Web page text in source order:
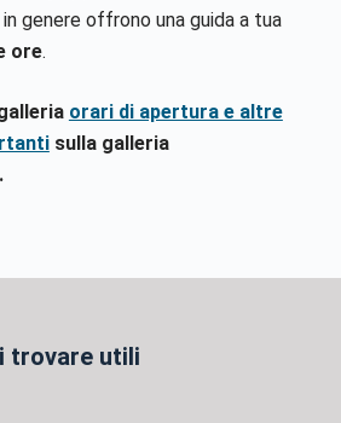
genere offrono una guida a tua
ore.
orari di apertura e altre
sulla galleria
trovare utili